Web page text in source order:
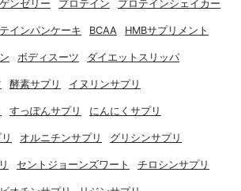
ンゼリー プロテイン プロテインシェイカー
インパンケーキ BCAA HMBサプリメント
ボディスーツ ダイエットスリッパ
酵素サプリ イヌリンサプリ
すっぽんサプリ にんにくサプリ
オルニチンサプリ グリシンサプリ
セントジョーンズワート チロシンサプリ